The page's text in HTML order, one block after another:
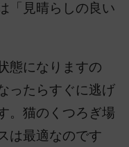
「見晴らしの良い
態になりますの
ったらすぐに逃げ
。猫のくつろぎ場
は最適なのです